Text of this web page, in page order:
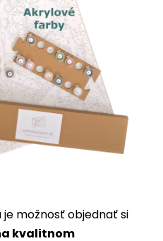
možnosť objednať si
kvalitnom